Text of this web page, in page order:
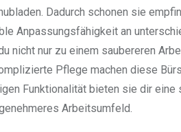
Dadurch schonen sie
Anpassungsfähigkeit an
nicht nur zu einem saubereren
Pflege machen diese
Funktionalität bieten sie dir eine
Arbeitsumfeld.